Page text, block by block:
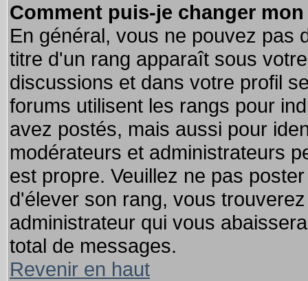
Comment puis-je changer
En général, vous ne pouvez pas
titre d'un rang apparaît sous
discussions et dans votre profil
forums utilisent les rangs pour
avez postés, mais aussi pour
modérateurs et administrateurs
est propre. Veuillez ne pas
d'élever son rang, vous
administrateur qui vous
total de messages.
Revenir en haut